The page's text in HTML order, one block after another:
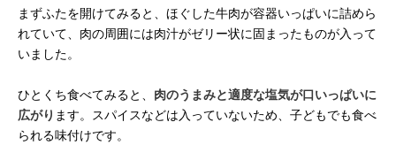
まずふたを開けてみると、ほぐした牛肉が容器いっぱいに詰めら
れていて、肉の周囲には肉汁がゼリー状に固まったものが入って
いました。
ひとくち食べてみると、 肉のうまみと適度な塩気が口いっぱいに
広がり ます。スパイスなどは入っていないため、子どもでも食べ
られる味付けです。